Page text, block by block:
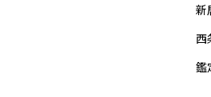
新
西
鑑